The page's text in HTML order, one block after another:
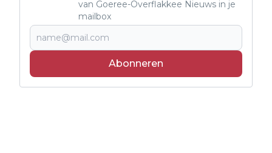
van Goeree-Overflakkee Nieuws in je
mailbox
Abonneren